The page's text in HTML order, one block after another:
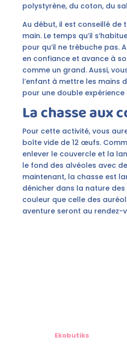
polystyrène, du coton, du
Au début, il est conseillé de
main. Le temps qu’il
pour qu’il ne trébuche pas.
en confiance et avance à
comme un grand. Aussi,
l’enfant à mettre les mains
pour une double expérience
La chasse aux
Pour cette activité, vous
boîte vide de 12 œufs.
enlever le couvercle et la
le fond des alvéoles avec
maintenant, la chasse est
dénicher dans la nature
couleur que celle des
aventure seront au rendez-
Ekobutiks